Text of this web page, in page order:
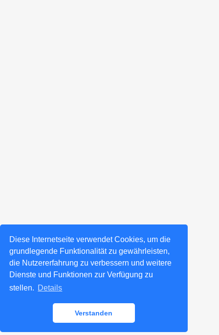
Diese Internetseite verwendet Cookies, um die
grundlegende Funktionalität zu gewährleisten,
die Nutzererfahrung zu verbessern und weitere
Dienste und Funktionen zur Verfügung zu
stellen. Details
Verstanden